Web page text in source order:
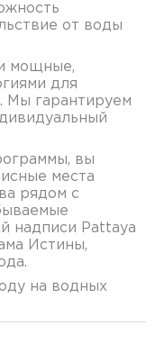
от воды
мощные,
для
Мы гарантируем
вы
места
рядом с
надписи Pattaya
Истины,
на водных